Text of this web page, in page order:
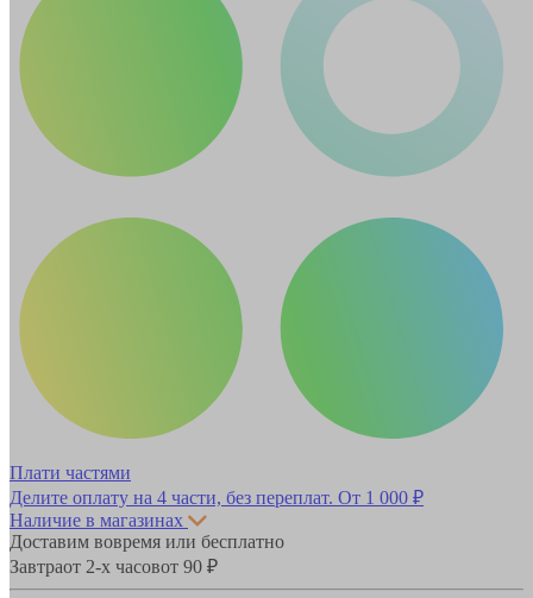
Плати частями
Делите оплату на 4 части, без переплат. От 1 000 ₽
Наличие в магазинах
Доставим вовремя или бесплатно
Завтраот 2-х часовот 90 ₽